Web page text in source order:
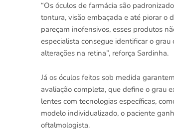
“Os óculos de farmácia são
tontura, visão embaçada e até piorar o
pareçam inofensivos, esses produtos
especialista consegue identificar o
alterações na retina”, reforça Sardinha.
Já os óculos feitos sob medida
avaliação completa, que define o grau
lentes com tecnologias específicas,
modelo individualizado, o paciente
oftalmologista.